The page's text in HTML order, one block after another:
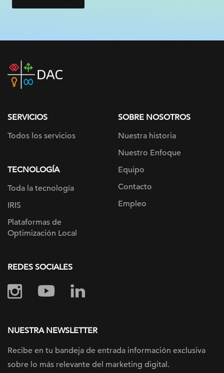
DAC
home
SERVICIOS
Todos los servicios
TECNOLOGÍA
Toda la tecnología
IRIS
Plataformas de
Optimización Local
SOBRE NOSOTROS
Nuestra historia
Nuestro Enfoque
Equipo
Contacto
Empleo
REDES SOCIALES
NUESTRA NEWSLETTER
Recibe en tu bandeja de entrada información exclusiva
sobre lo más relevante del marketing digital.